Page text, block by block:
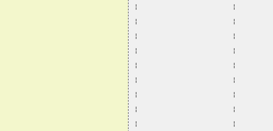
¦                      ¦
¦                      ¦
¦                      ¦
¦                      ¦
¦                      ¦
¦                      ¦
¦                      ¦
¦                      ¦
¦                      ¦